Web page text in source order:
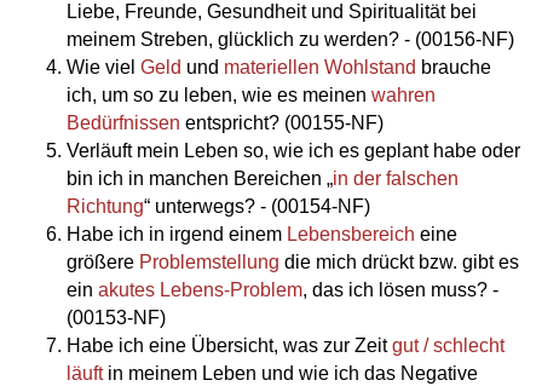
Liebe, Freunde, Gesundheit und Spiritualität bei
meinem Streben, glücklich zu werden? - (00156-NF)
Wie viel Geld und materiellen Wohlstand brauche
ich, um so zu leben, wie es meinen wahren
Bedürfnissen entspricht? (00155-NF)
Verläuft mein Leben so, wie ich es geplant habe oder
bin ich in manchen Bereichen „in der falschen
Richtung“ unterwegs? - (00154-NF)
Habe ich in irgend einem Lebensbereich eine
größere Problemstellung die mich drückt bzw. gibt es
ein akutes Lebens-Problem, das ich lösen muss? -
(00153-NF)
Habe ich eine Übersicht, was zur Zeitgut / schlecht
läuftin meinem Leben und wie ich das Negative